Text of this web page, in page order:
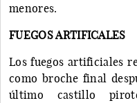
menores.
FUEGOS ARTIFICALES
Los fuegos artificiales
como broche final
último castillo